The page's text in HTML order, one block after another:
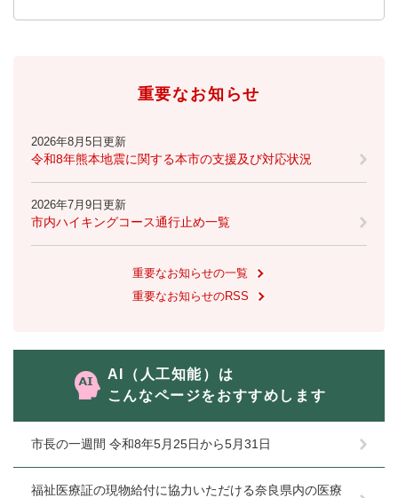
重要なお知らせ
2026年8月5日更新
令和8年熊本地震に関する本市の支援及び対応状況
2026年7月9日更新
市内ハイキングコース通行止め一覧
重要なお知らせの一覧
重要なお知らせのRSS
AI（人工知能）は
こんなページをおすすめします
市長の一週間 令和8年5月25日から5月31日
福祉医療証の現物給付に協力いただける奈良県内の医療